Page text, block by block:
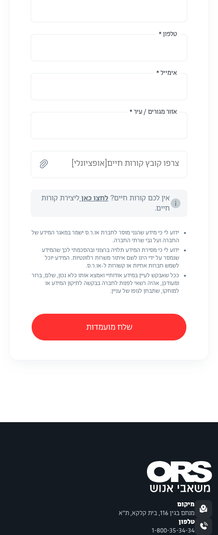
טלפון *
אימייל *
אזור מגורים / עיר *
צרפו קובץ קורות חיים[אופציונלי]
אין לכם קורות חיים? לחצו כאן ליצירת קורות
חיים.
ידוע לי כי מידע שהנני מוסר לחברת או.ר.ס ישמר במאגר המידע של
החברה ועל גבי שרתי החברה.
ידוע לי כי מסירת המידע תלויה ברצוני ובהסכמתי לכך שהמידע
שנמסר על ידי הינו לשם איתור משרות רלוונטיות. המידע יוכל
לשמש חברות אחיות או קשורות ל-או.ר.ס.
ככל שאבקש לעיין במידע אודותיי ואמצא אותו כלא נכון, שלם, ברור
ומעודכן, אהיה רשאי לפנות לחברה בבקשה לתיקון המידע או
למוחקו, שתבחן לגופו של עניין.
שלח מועמדות
מיקום
מנחם בגין 116, בית קלקא, ת"א
טלפון
1-800-35-34-34